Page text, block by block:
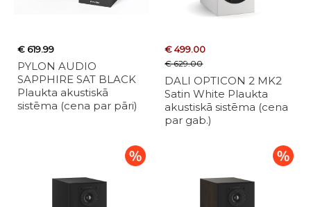
€ 619.99
PYLON AUDIO
SAPPHIRE SAT BLACK
Plaukta akustiskā
sistēma (cena par pāri)
€ 499.00
€ 629.00
DALI OPTICON 2 MK2
Satin White Plaukta
akustiskā sistēma (cena
par gab.)